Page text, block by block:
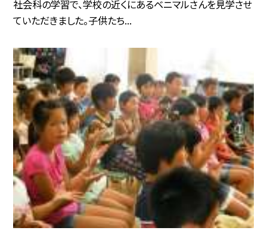
社会科の学習で、学校の近くにあるベニマルさんを見学させ
ていただきました。子供たち...